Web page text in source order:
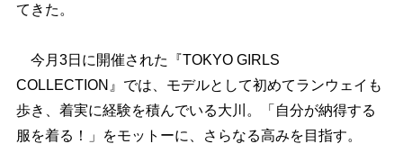
てきた。
今月3日に開催された『TOKYO GIRLS
COLLECTION』では、モデルとして初めてランウェイも
歩き、着実に経験を積んでいる大川。「自分が納得する
服を着る！」をモットーに、さらなる高みを目指す。